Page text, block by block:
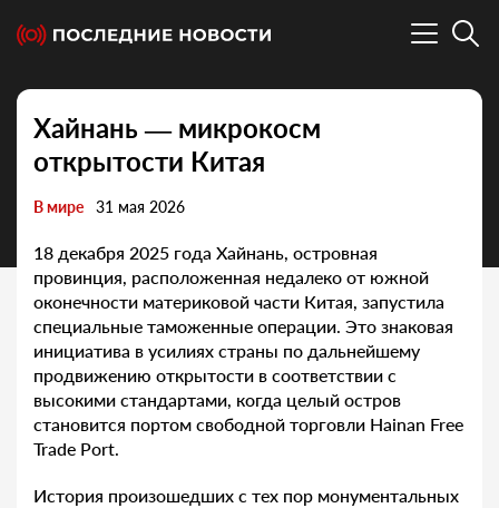
Хайнань — микрокосм
открытости Китая
В мире 31 мая 2026
18 декабря 2025 года Хайнань, островная
провинция, расположенная недалеко от южной
оконечности материковой части Китая, запустила
специальные таможенные операции. Это знаковая
инициатива в усилиях страны по дальнейшему
продвижению открытости в соответствии с
высокими стандартами, когда целый остров
становится портом свободной торговли Hainan Free
Trade Port.
История произошедших с тех пор монументальных